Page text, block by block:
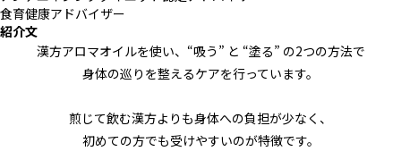
食育健康アドバイザー
紹介文
漢方アロマオイルを使い、“吸う” と “塗る” の2つの方法で
身体の巡りを整えるケアを行っています。
煎じて飲む漢方よりも身体への負担が少なく、
初めての方でも受けやすいのが特徴です。